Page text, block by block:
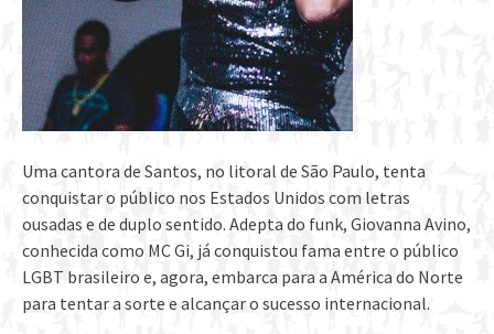
Uma cantora de Santos, no litoral de São Paulo, tenta
conquistar o público nos Estados Unidos com letras
ousadas e de duplo sentido. Adepta do funk, Giovanna Avino,
conhecida como MC Gi, já conquistou fama entre o público
LGBT brasileiro e, agora, embarca para a América do Norte
para tentar a sorte e alcançar o sucesso internacional.